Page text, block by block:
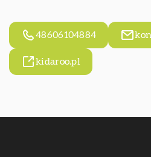
48606104884
kidaroo.pl